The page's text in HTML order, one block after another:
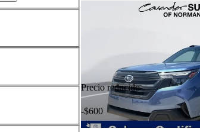
Precio reducido
-$600